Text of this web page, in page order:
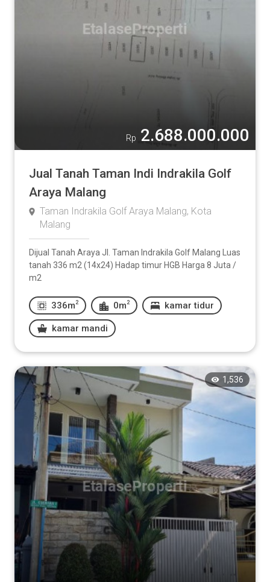
Rp 2.688.000.000
Jual Tanah Taman Indi Indrakila Golf
Araya Malang
Taman Indrakila Golf Araya Malang, Kota
Malang
Dijual Tanah Araya Jl. Taman Indrakila Golf Malang Luas
tanah 336 m2 (14x24) Hadap timur HGB Harga 8 Juta /
m2
336m 2 0m 2 kamar tidur
kamar mandi
1,536